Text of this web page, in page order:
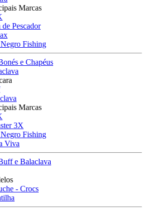
Marcas
Pescador
Fishing
e Chapéus
Marcas
3X
Fishing
Viva
e Balaclava
- Crocs